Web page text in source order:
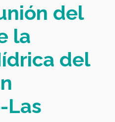
del
la
del
Las